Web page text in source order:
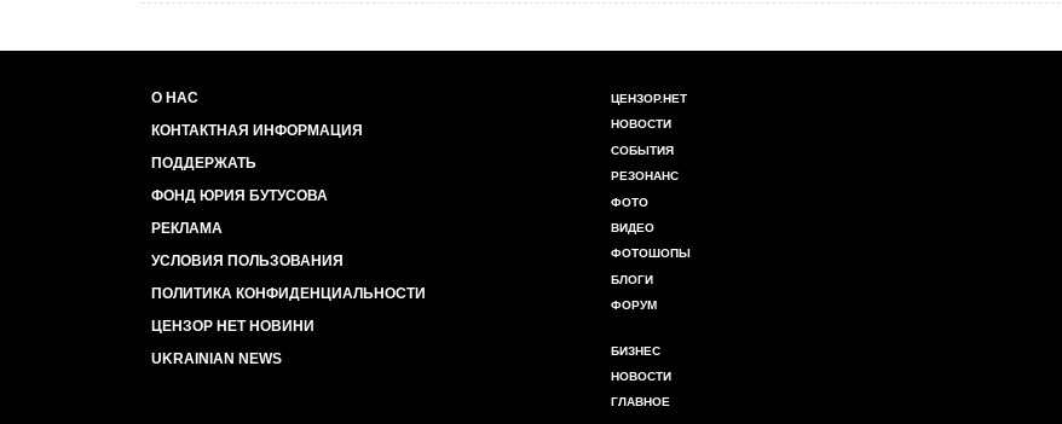
О НАС
КОНТАКТНАЯ ИНФОРМАЦИЯ
ПОДДЕРЖАТЬ
ФОНД ЮРИЯ БУТУСОВА
РЕКЛАМА
УСЛОВИЯ ПОЛЬЗОВАНИЯ
ПОЛИТИКА КОНФИДЕНЦИАЛЬНОСТИ
ЦЕНЗОР НЕТ НОВИНИ
UKRAINIAN NEWS
ЦЕНЗОР.НЕТ
НОВОСТИ
СОБЫТИЯ
РЕЗОНАНС
ФОТО
ВИДЕО
ФОТОШОПЫ
БЛОГИ
ФОРУМ
БИЗНЕС
НОВОСТИ
ГЛАВНОЕ